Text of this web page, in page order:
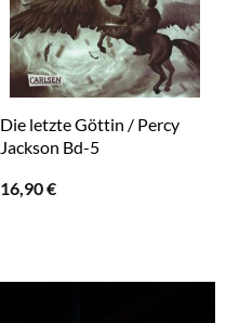
Die letzte Göttin / Percy
Jackson Bd-5
16,90€